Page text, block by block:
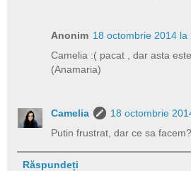
Anonim 18 octombrie 2014 la
Camelia :( pacat , dar asta
(Anamaria)
Camelia
18 octombrie
Putin frustrat, dar ce sa
Răspundeți